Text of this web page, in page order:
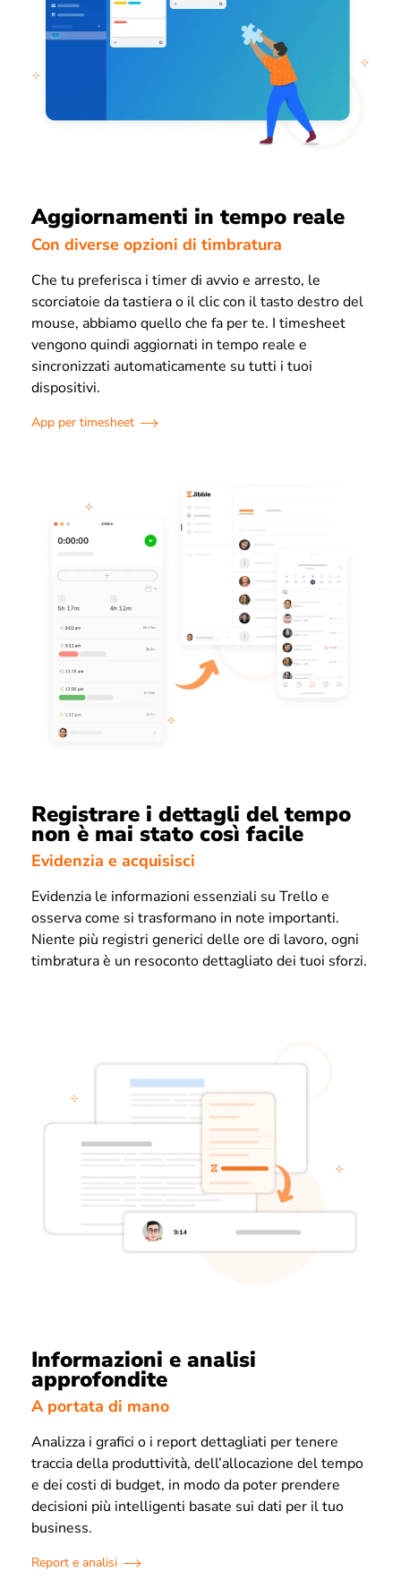
Aggiornamenti in tempo reale
Con diverse opzioni di timbratura
Che tu preferisca i timer di avvio e arresto, le
scorciatoie da tastiera o il clic con il tasto destro del
mouse, abbiamo quello che fa per te. I timesheet
vengono quindi aggiornati in tempo reale e
sincronizzati automaticamente su tutti i tuoi
dispositivi.
App per timesheet
Registrare i dettagli del tempo
non è mai stato così facile
Evidenzia e acquisisci
Evidenzia le informazioni essenziali su Trello e
osserva come si trasformano in note importanti.
Niente più registri generici delle ore di lavoro, ogni
timbratura è un resoconto dettagliato dei tuoi sforzi.
Informazioni e analisi
approfondite
A portata di mano
Analizza i grafici o i report dettagliati per tenere
traccia della produttività, dell’allocazione del tempo
e dei costi di budget, in modo da poter prendere
decisioni più intelligenti basate sui dati per il tuo
business.
Report e analisi